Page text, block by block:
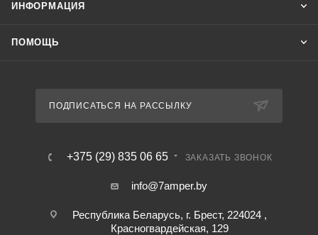
ИНФОРМАЦИЯ
ПОМОЩЬ
ПОДПИСАТЬСЯ НА РАССЫЛКУ
+375 (29) 835 06 65 ЗАКАЗАТЬ ЗВОНОК
info@7amper.by
Республика Беларусь, г. Брест, 224024 ,
Красногвардейская, 129